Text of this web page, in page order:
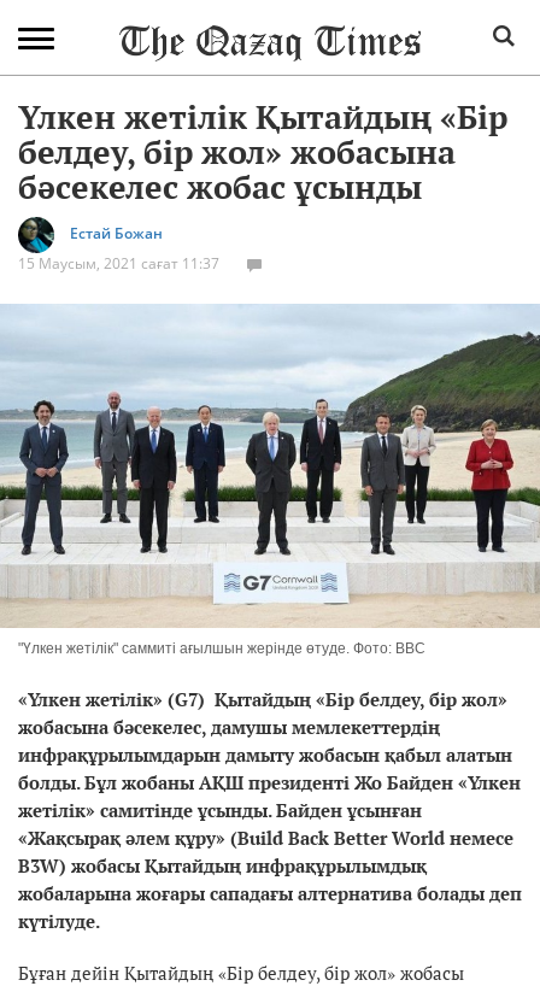
Үлкен жетілік Қытайдың «Бір
белдеу, бір жол» жобасына
бәсекелес жобас ұсынды
Естай Божан
15 Маусым, 2021 сағат 11:37
"Үлкен жетілік" саммиті ағылшын жерінде өтуде. Фото: BBC
«Үлкен жетілік» (G7) Қытайдың «Бір белдеу, бір жол»
жобасына бәсекелес, дамушы мемлекеттердің
инфрақұрылымдарын дамыту жобасын қабыл алатын
болды. Бұл жобаны АҚШ президенті Жо Байден «Үлкен
жетілік» самитінде ұсынды. Байден ұсынған
«Жақсырақ әлем құру» (Build Back Better World немесе
B3W) жобасы Қытайдың инфрақұрылымдық
жобаларына жоғары сападағы алтернатива болады деп
күтілуде.
Бұған дейін Қытайдың «Бір белдеу, бір жол» жобасы